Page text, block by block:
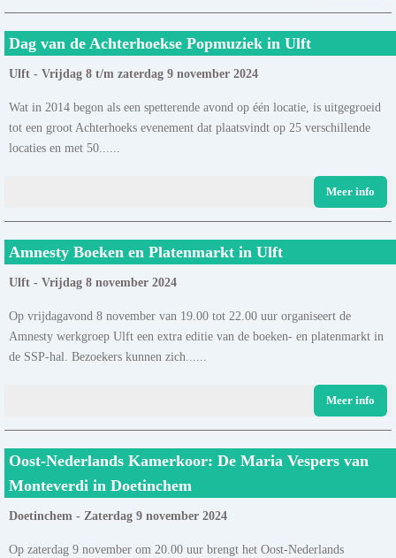
Dag van de Achterhoekse Popmuziek in Ulft
Ulft - Vrijdag 8 t/m zaterdag 9 november 2024
Wat in 2014 begon als een spetterende avond op één locatie, is uitgegroeid
tot een groot Achterhoeks evenement dat plaatsvindt op 25 verschillende
locaties en met 50......
Meer info
Amnesty Boeken en Platenmarkt in Ulft
Ulft - Vrijdag 8 november 2024
Op vrijdagavond 8 november van 19.00 tot 22.00 uur organiseert de
Amnesty werkgroep Ulft een extra editie van de boeken- en platenmarkt in
de SSP-hal. Bezoekers kunnen zich......
Meer info
Oost-Nederlands Kamerkoor: De Maria Vespers van
Monteverdi in Doetinchem
Doetinchem - Zaterdag 9 november 2024
Op zaterdag 9 november om 20.00 uur brengt het Oost-Nederlands